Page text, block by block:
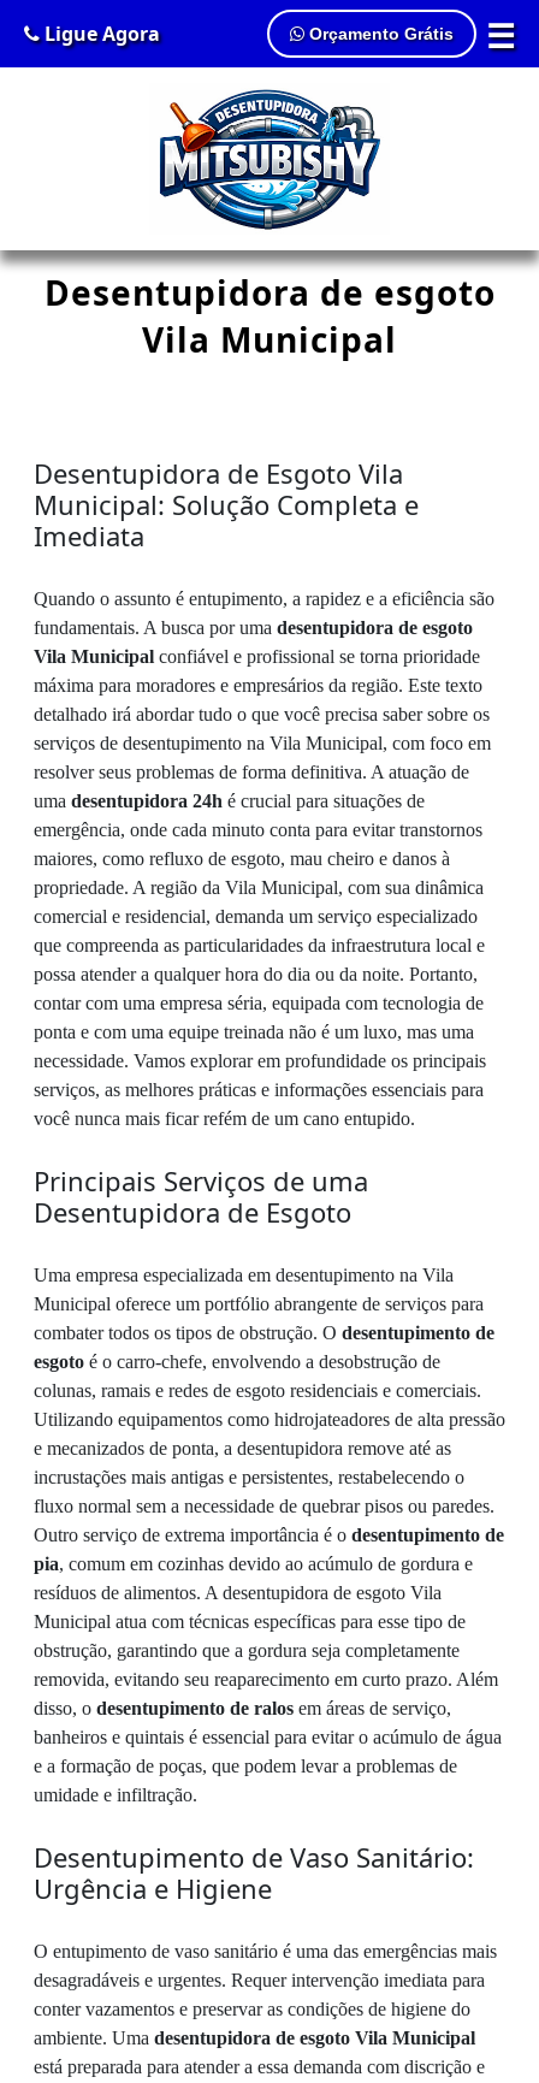
☰
Ligue Agora Orçamento Grátis
Desentupidora de esgoto
Vila Municipal
Desentupidora de Esgoto Vila
Municipal: Solução Completa e
Imediata
Quando o assunto é entupimento, a rapidez e a eficiência são
fundamentais. A busca por uma desentupidora de esgoto
Vila Municipal confiável e profissional se torna prioridade
máxima para moradores e empresários da região. Este texto
detalhado irá abordar tudo o que você precisa saber sobre os
serviços de desentupimento na Vila Municipal, com foco em
resolver seus problemas de forma definitiva. A atuação de
uma desentupidora 24h é crucial para situações de
emergência, onde cada minuto conta para evitar transtornos
maiores, como refluxo de esgoto, mau cheiro e danos à
propriedade. A região da Vila Municipal, com sua dinâmica
comercial e residencial, demanda um serviço especializado
que compreenda as particularidades da infraestrutura local e
possa atender a qualquer hora do dia ou da noite. Portanto,
contar com uma empresa séria, equipada com tecnologia de
ponta e com uma equipe treinada não é um luxo, mas uma
necessidade. Vamos explorar em profundidade os principais
serviços, as melhores práticas e informações essenciais para
você nunca mais ficar refém de um cano entupido.
Principais Serviços de uma
Desentupidora de Esgoto
Uma empresa especializada em desentupimento na Vila
Municipal oferece um portfólio abrangente de serviços para
combater todos os tipos de obstrução. O desentupimento de
esgoto é o carro-chefe, envolvendo a desobstrução de
colunas, ramais e redes de esgoto residenciais e comerciais.
Utilizando equipamentos como hidrojateadores de alta pressão
e mecanizados de ponta, a desentupidora remove até as
incrustações mais antigas e persistentes, restabelecendo o
fluxo normal sem a necessidade de quebrar pisos ou paredes.
Outro serviço de extrema importância é o desentupimento de
pia, comum em cozinhas devido ao acúmulo de gordura e
resíduos de alimentos. A desentupidora de esgoto Vila
Municipal atua com técnicas específicas para esse tipo de
obstrução, garantindo que a gordura seja completamente
removida, evitando seu reaparecimento em curto prazo. Além
disso, o desentupimento de ralos em áreas de serviço,
banheiros e quintais é essencial para evitar o acúmulo de água
e a formação de poças, que podem levar a problemas de
umidade e infiltração.
Desentupimento de Vaso Sanitário:
Urgência e Higiene
O entupimento de vaso sanitário é uma das emergências mais
desagradáveis e urgentes. Requer intervenção imediata para
conter vazamentos e preservar as condições de higiene do
ambiente. Uma desentupidora de esgoto Vila Municipal
está preparada para atender a essa demanda com discrição e